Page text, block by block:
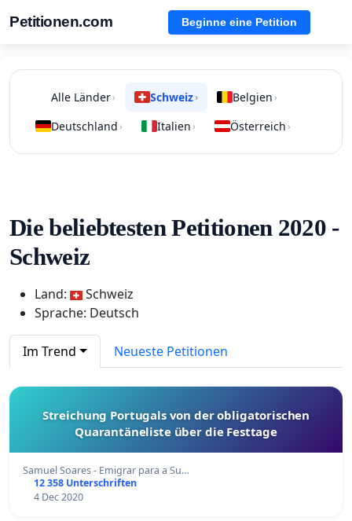
Petitionen.com Beginne eine Petition
Alle Länder› Schweiz› Belgien ›
Deutschland › Italien › Österreich ›
Die beliebtesten Petitionen 2020 -
Schweiz
Land:
Schweiz
Sprache: Deutsch
Im Trend Neueste Petitionen
Streichung Portugals von der obligatorischen
Quarantäneliste über die Festtage
Samuel Soares - Emigrar para a Su…
12 358 Unterschriften
4 Dec 2020